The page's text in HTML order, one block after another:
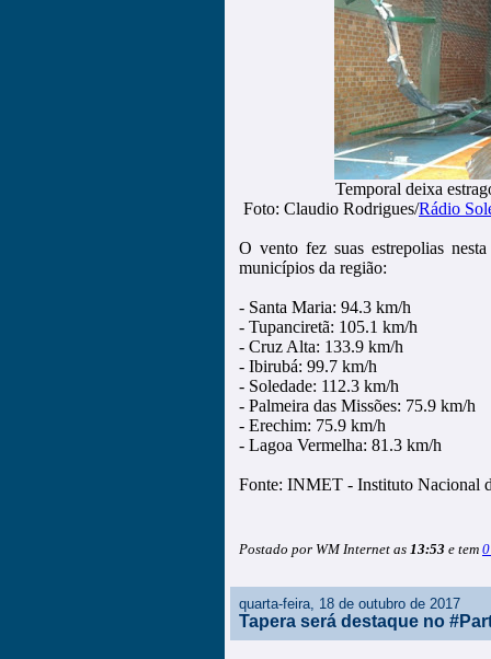
Temporal deixa
Foto: Claudio Rodrigues/Rádio
O vento fez suas estrepolias
municípios da região:
- Santa Maria: 94.3 km/h
- Tupanciretã: 105.1 km/h
- Cruz Alta: 133.9 km/h
- Ibirubá: 99.7 km/h
- Soledade: 112.3 km/h
- Palmeira das Missões: 75.9 km/h
- Erechim: 75.9 km/h
- Lagoa Vermelha: 81.3 km/h
Fonte: INMET - Instituto Nacional
Postado por WM Internet as 13:53 e tem
quarta-feira, 18 de outubro de 2017
Tapera será destaque no